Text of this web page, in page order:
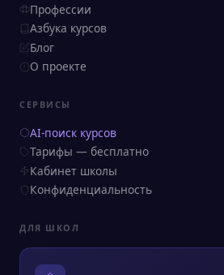
Профессии
Азбука курсов
Блог
О проекте
СЕРВИСЫ
AI-поиск курсов
Тарифы — бесплатно
Кабинет школы
Конфиденциальность
ДЛЯ ШКОЛ